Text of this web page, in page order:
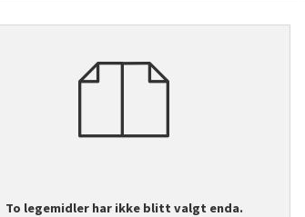
To legemidler har ikke blitt valgt enda.